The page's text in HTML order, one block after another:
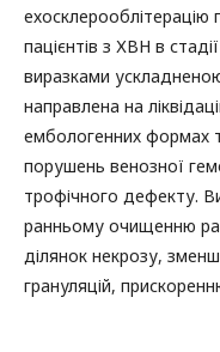
ехосклерооблітерацію
пацієнтів з ХВН в
виразками
направлена на
ембологенних формах
порушень венозної
трофічного дефекту.
ранньому очищенню
ділянок некрозу,
грануляцій,